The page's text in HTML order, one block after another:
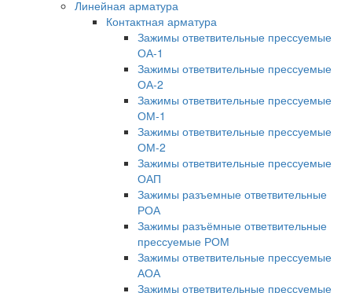
Линейная арматура
Контактная арматура
Зажимы ответвительные прессуемые
ОА-1
Зажимы ответвительные прессуемые
ОА-2
Зажимы ответвительные прессуемые
ОМ-1
Зажимы ответвительные прессуемые
ОМ-2
Зажимы ответвительные прессуемые
ОАП
Зажимы разъемные ответвительные
РОА
Зажимы разъёмные ответвительные
прессуемые РОМ
Зажимы ответвительные прессуемые
АОА
Зажимы ответвительные прессуемые